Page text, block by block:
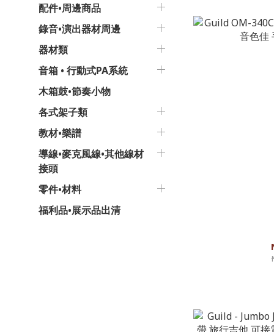
配件•周邊商品
錄音•演出器材周邊
器材類
音箱 • 行動式PA系統
木箱鼓•節奏小物
各式架子類
教材•樂譜
導線•麥克風線•其他線材
接頭
零件•材料
福利品•展示品出清